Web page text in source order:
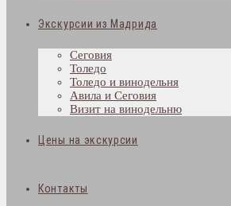
Экскурсии из Мадрида
Сеговия
Толедо
Толедо и винодельня
Авила и Сеговия
Визит на винодельню
Цены на экскурсии
Контакты